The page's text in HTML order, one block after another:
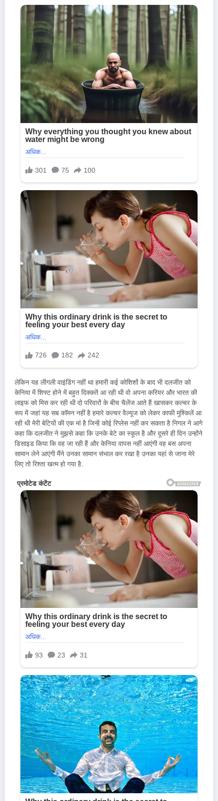
लेकिन यह लीगली वाइंडिंग नहीं था हमारी कई कोशिशों के बाद भी दलजीत को
केनिया में शिफ्ट होने में बहुत दिक्कतें आ रही थी वो अपना करियर और भारत की
लाइफ को मिस कर रही थी दो परिवारों के बीच चैलेंज आते हैं खासकर कल्चर के
रूप में जहां यह सब कॉमन नहीं है हमारे कल्चर वैल्यूज को लेकर काफी मुश्किलें आ
रही थी मेरी बेटियों की एक मां है जिन्हें कोई रिप्लेस नहीं कर सकता है निगल ने आगे
कहा कि दलजीत ने मुझसे कहा कि उनके बेटे का स्कूल है और दूसरे ही दिन उन्होंने
डिसाइड किया कि वह जा रही हैं और केनिया वापस नहीं आएंगी वह बस अपना
सामान लेने आएंगी मैंने उनका सामान संभाल कर रखा है उनका यहां से जाना मेरे
लिए तो रिश्ता खत्म हो गया है.